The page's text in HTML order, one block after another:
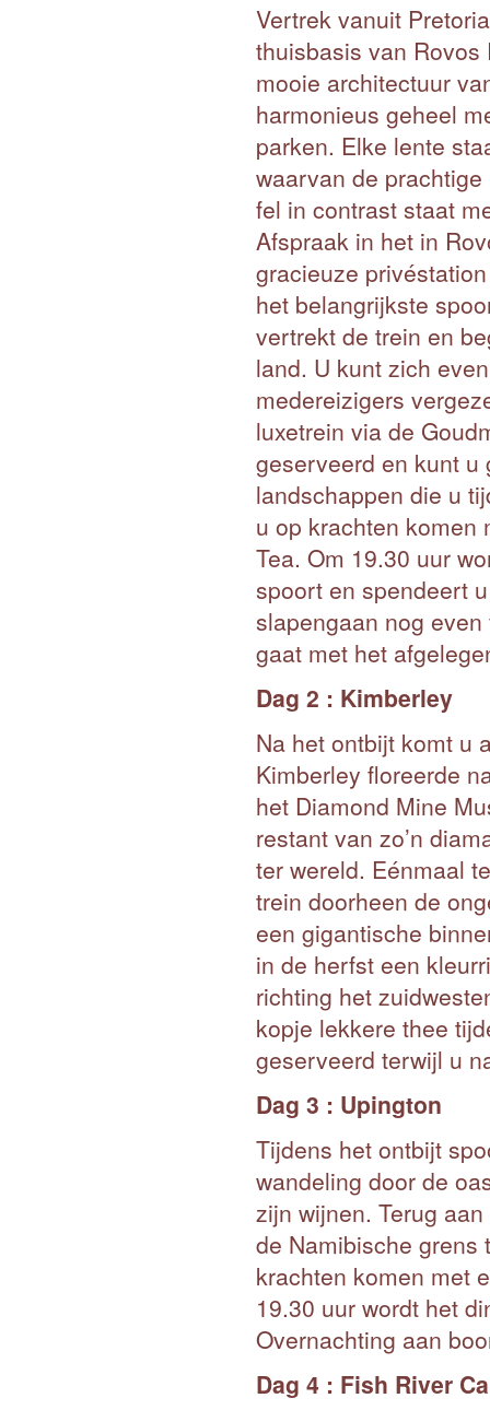
Vertrek vanuit
thuisbasis van
mooie architectuur
harmonieus geheel
parken. Elke lente
waarvan de
fel in contrast staat
Afspraak in het in
gracieuze
het belangrijkste
vertrekt de trein en
land. U kunt zich
medereizigers
luxetrein via de
geserveerd en kunt u
landschappen die u
u op krachten komen
Tea. Om 19.30 uur
spoort en spendeert
slapengaan nog
gaat met het
Dag 2 : Kimberley
Na het ontbijt komt u
Kimberley floreerde
het Diamond Mine
restant van zo’n
ter wereld. Eénmaal
trein doorheen de
een gigantische
in de herfst een
richting het
kopje lekkere thee
geserveerd terwijl u
Dag 3 : Upington
Tijdens het ontbijt
wandeling door de
zijn wijnen. Terug
de Namibische grens
krachten komen met
19.30 uur wordt het
Overnachting aan
Dag 4 : Fish River